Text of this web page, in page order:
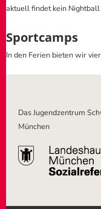
aktuellfindet kein
Sportcamps
In den Ferien bieten wir v
Das Jugendzentrum
München